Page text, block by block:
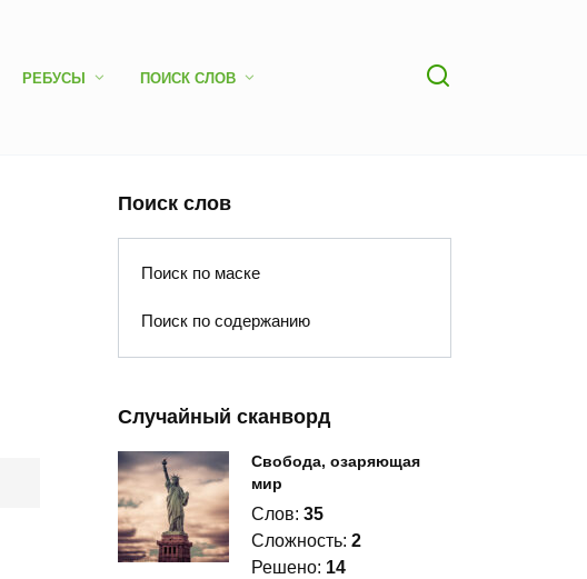
РЕБУСЫ ПОИСК СЛОВ
Поиск слов
Поиск по маске
Поиск по содержанию
Случайный сканворд
Свобода, озаряющая
мир
Слов: 35
Сложность: 2
Решено: 14